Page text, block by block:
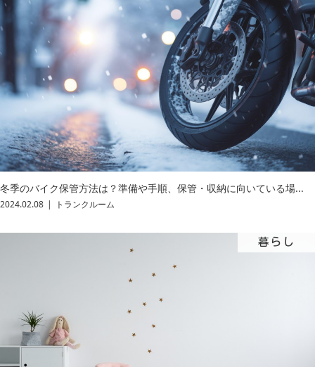
冬季のバイク保管方法は？準備や手順、保管・収納に向いている場...
2024.02.08 トランクルーム
暮らし